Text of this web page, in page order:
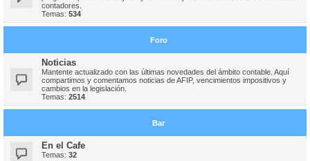
contadores.
Temas: 534
Foro
Noticias
Mantente actualizado con las últimas novedades del ámbito contable. Aquí
compartimos y comentamos noticias de AFIP, vencimientos impositivos y
cambios en la legislación.
Temas: 2514
Bar
En el Cafe
Temas: 32